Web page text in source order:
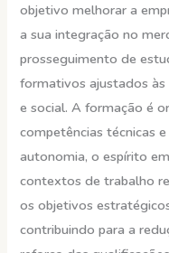
objetivo melhorar a
a sua integração no
prosseguimento de
formativos ajustados
e social. A formação é
competências técnicas
autonomia, o espírito
contextos de trabalho
os objetivos
contribuindo para a